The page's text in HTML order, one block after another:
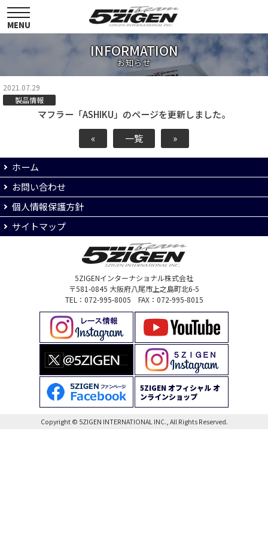
toggle
navigation
MENU
INFORMATION
お知らせ
2021.07.29
製品情報
マフラー「ASHIKU」のページを更新しました。
«
一覧 »
ホーム
お問い合わせ
個人情報保護方針
サイトマップ
5ZIGENインターナショナル株式会社
〒581-0845 大阪府八尾市上之島町北6-5
TEL：072-995-8005 FAX：072-995-8015
5ZIGEN オフィシャル オ
ンラインショップ
Copyright © 5ZIGEN INTERNATIONAL INC., All Rights Reserved.